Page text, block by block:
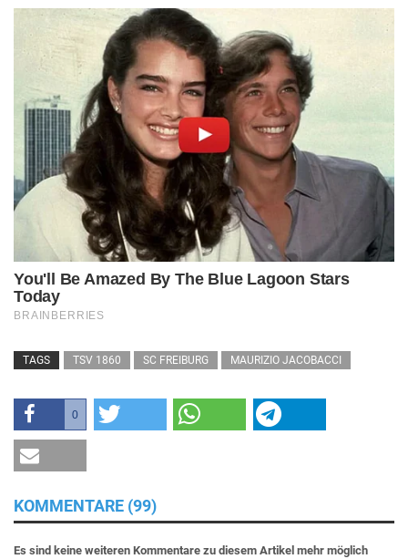
TAGS TSV 1860 SC FREIBURG MAURIZIO JACOBACCI
0
KOMMENTARE (99)
Es sind keine weiteren Kommentare zu diesem Artikel mehr möglich